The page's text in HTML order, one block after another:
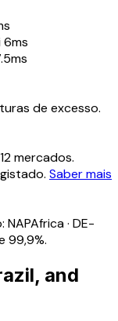
6ms
ms
de excesso.
mercados.
Saber mais
· DE-
99,9%.
and